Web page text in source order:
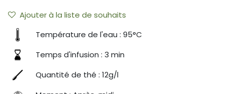
Ajouter à la liste de souhaits
Température de l'eau : 95°C
Temps d'infusion : 3 min
Quantité de thé : 12g/l